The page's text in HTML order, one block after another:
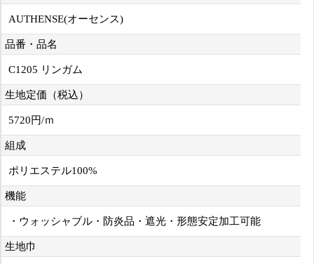
AUTHENSE(オーセンス)
品番・品名
C1205 リンガム
生地定価（税込）
5720円/ｍ
組成
ポリエステル100%
機能
・ウォッシャブル・防炎品・遮光・形態安定加工可能
生地巾